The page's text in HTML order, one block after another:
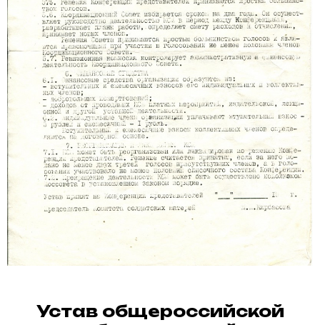
Устав общероссийской